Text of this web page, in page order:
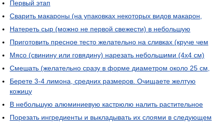
Первый этап
Сварить макароны (на упаковках некоторых видов макарон,
Натереть сыр (можно не первой свежести) в небольшую
Приготовить пресное тесто желательно на сливках (круче чем
Мясо (свинину или говядину) нарезать небольшими (4х4 см)
Смешать (желательно сразу в форме диаметром около 25 см,
Берете 3-4 лимона, средних размеров. Очищаете желтую
кожицу
В небольшую алюминиевую кастрюлю налить растительное
Порезать ингредиенты и выкладывать их слоями в следующем